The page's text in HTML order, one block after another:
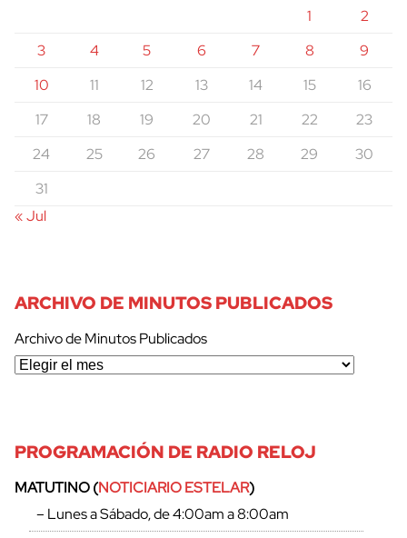
1
2
3
4 5 6 7 8
9
10
11 12 13 14 15
16
17
18 19 20 21 22
23
24
25 26 27 28 29
30
31
« Jul
ARCHIVO DE MINUTOS PUBLICADOS
Archivo de Minutos Publicados
PROGRAMACIÓN DE RADIO RELOJ
MATUTINO (NOTICIARIO ESTELAR)
– Lunes a Sábado, de 4:00am a 8:00am